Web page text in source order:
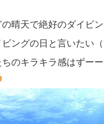
晴天で絶好のダイビ
ングの日と言いたい
のキラキラ感はずー